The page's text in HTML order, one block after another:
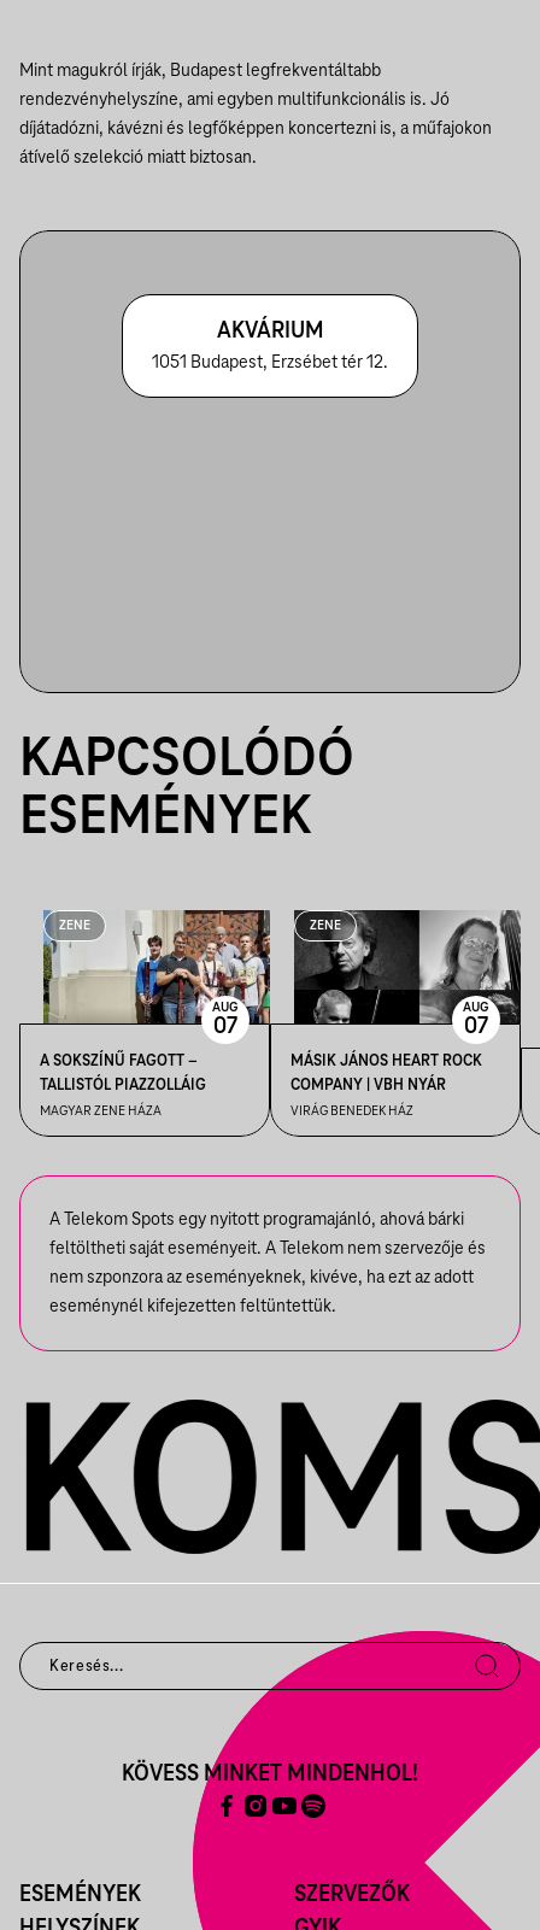
Mint magukról írják, Budapest legfrekventáltabb
rendezvényhelyszíne, ami egyben multifunkcionális is. Jó
díjátadózni, kávézni és legfőképpen koncertezni is, a műfajokon
átívelő szelekció miatt biztosan.
AKVÁRIUM
1051 Budapest, Erzsébet tér 12.
KAPCSOLÓDÓ
ESEMÉNYEK
ZENE
A SOKSZÍNŰ FAGOTT –
TALLISTÓL PIAZZOLLÁIG
MAGYAR ZENE HÁZA
AUG
07
ZENE
MÁSIK JÁNOS HEART ROCK
COMPANY | VBH NYÁR
VIRÁG BENEDEK HÁZ
AUG
07
A Telekom Spots egy nyitott programajánló, ahová bárki
feltöltheti saját eseményeit. A Telekom nem szervezője és
nem szponzora az eseményeknek, kivéve, ha ezt az adott
eseménynél kifejezetten feltüntettük.
ESEMÉNYEK
SZERVEZŐK
KÖVESS MINKET MINDENHOL!